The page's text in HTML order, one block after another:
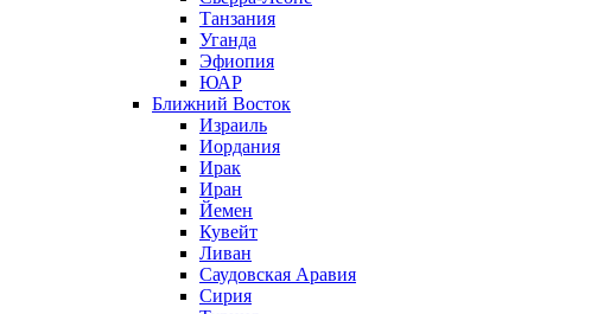
Танзания
Уганда
Эфиопия
ЮАР
Ближний Восток
Израиль
Иордания
Ирак
Иран
Йемен
Кувейт
Ливан
Саудовская Аравия
Сирия